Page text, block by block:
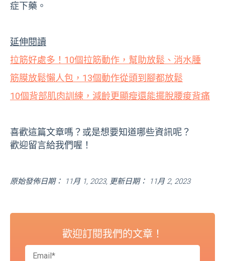
症下藥。
延伸閱讀
拉筋好處多！10個拉筋動作，幫助放鬆、消水腫
筋膜放鬆懶人包，13個動作從頭到腳都放鬆
10個背部肌肉訓練，減齡更顯瘦還能擺脫腰痠背痛
喜歡這篇文章嗎？或是想要知道哪些資訊呢？
歡迎留言給我們喔！
原始發佈日期： 11月 1, 2023, 更新日期： 11月 2, 2023
歡迎訂閱我們的文章！